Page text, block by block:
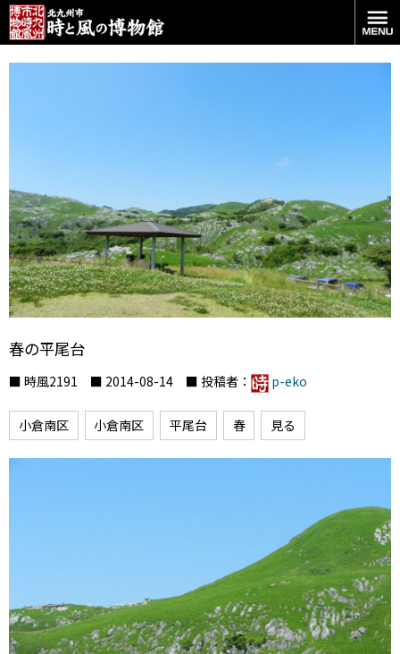
春の平尾台
■ 時風2191 ■ 2014-08-14 ■ 投稿者： p-eko
小倉南区 小倉南区 平尾台 春 見る